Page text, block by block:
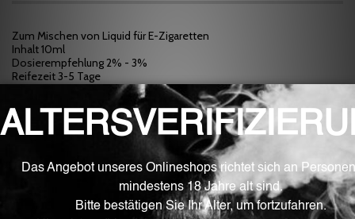
Zum Mischen von Liquid für E-Zigaretten
Inhalt 10ml
Dosierempfehlung 2% - 3%
Reifezeit 3-5 Tage
Inhaltstoffe: PG Propylenglykol(E1520), künstliche Aromen und
HINWEIS: Viele Aromen entfalten ihren wahren Geschmack erst
nach 1-2 Wochen. Nach dieser Reifezeit schmecken die meisten
WARNUNG: Aromen sind nicht zum Verzehr oder purem Dampfen
geeignet. Bitte verwenden Sie diese Aromen ausschließlich zum
Mischen von Liquids für E-Zigaretten.